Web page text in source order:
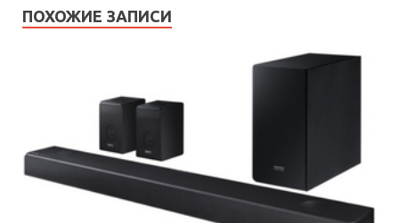
ПОХОЖИЕ ЗАПИСИ